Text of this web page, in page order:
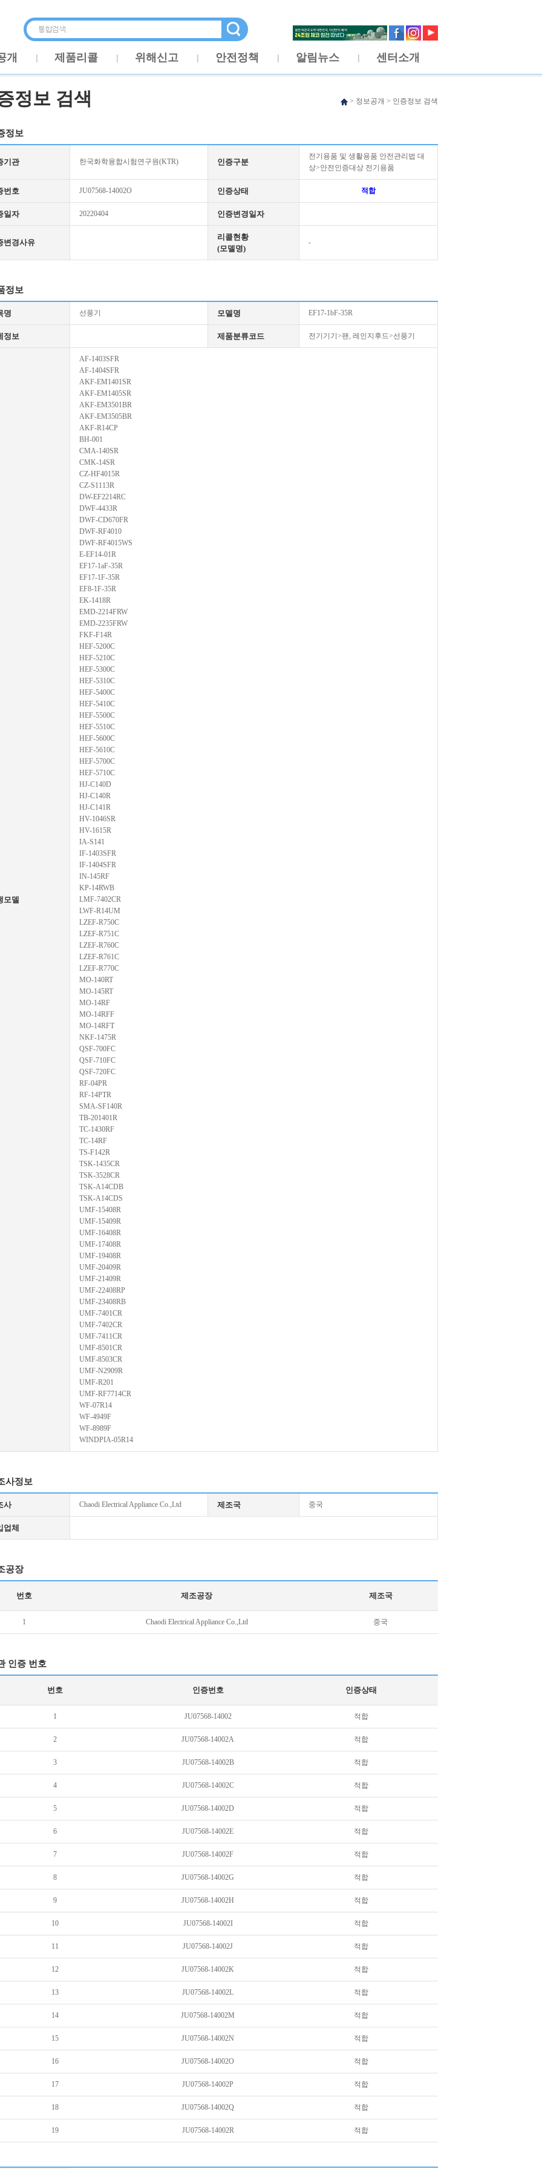
개 제품리콜 위해신고 안전정책 알림뉴스 센터소개
정보 검색 > 정보공개 > 인증정보 검색
정보
기관 한국화학융합시험연구원(KTR) 인증구분
전기용품 및 생활용품 안전관리법 대
상>안전인증대상 전기용품
번호 JU07568-14002O 인증상태 적합
일자 20220404 인증변경일자
변경사유
리콜현황
(모델명)
-
정보
명 선풍기 모델명 EF17-1bF-35R
정보 제품분류코드 전기기기>팬, 레인지후드>선풍기
모델
AF-1403SFR
AF-1404SFR
AKF-EM1401SR
AKF-EM1405SR
AKF-EM3501BR
AKF-EM3505BR
AKF-R14CP
BH-001
CMA-140SR
CMK-14SR
CZ-HF4015R
CZ-S1113R
DW-EF2214RC
DWF-4433R
DWF-CD670FR
DWF-RF4010
DWF-RF4015WS
E-EF14-01R
EF17-1aF-35R
EF17-1F-35R
EF8-1F-35R
EK-1418R
EMD-2214FRW
EMD-2235FRW
FKF-F14R
HEF-5200C
HEF-5210C
HEF-5300C
HEF-5310C
HEF-5400C
HEF-5410C
HEF-5500C
HEF-5510C
HEF-5600C
HEF-5610C
HEF-5700C
HEF-5710C
HJ-C140D
HJ-C140R
HJ-C141R
HV-1046SR
HV-1615R
IA-S141
IF-1403SFR
IF-1404SFR
IN-145RF
KP-14RWB
LMF-7402CR
LWF-R14UM
LZEF-R750C
LZEF-R751C
LZEF-R760C
LZEF-R761C
LZEF-R770C
MO-140RT
MO-145RT
MO-14RF
MO-14RFF
MO-14RFT
NKF-1475R
QSF-700FC
QSF-710FC
QSF-720FC
RF-04PR
RF-14PTR
SMA-SF140R
TB-201401R
TC-1430RF
TC-14RF
TS-F142R
TSK-1435CR
TSK-3528CR
TSK-A14CDB
TSK-A14CDS
UMF-15408R
UMF-15409R
UMF-16408R
UMF-17408R
UMF-19408R
UMF-20409R
UMF-21409R
UMF-22408RP
UMF-23408RB
UMF-7401CR
UMF-7402CR
UMF-7411CR
UMF-8501CR
UMF-8503CR
UMF-N2909R
UMF-R201
UMF-RF7714CR
WF-07R14
WF-4949F
WF-8989F
WINDPIA-05R14
사정보
사 Chaodi Electrical Appliance Co.,Ltd 제조국 중국
업체
공장
번호 제조공장 제조국
1 Chaodi Electrical Appliance Co.,Ltd 중국
인증 번호
번호 인증번호 인증상태
1 JU07568-14002 적합
2 JU07568-14002A 적합
3 JU07568-14002B 적합
4 JU07568-14002C 적합
5 JU07568-14002D 적합
6 JU07568-14002E 적합
7 JU07568-14002F 적합
8 JU07568-14002G 적합
9 JU07568-14002H 적합
10 JU07568-14002I 적합
11 JU07568-14002J 적합
12 JU07568-14002K 적합
13 JU07568-14002L 적합
14 JU07568-14002M 적합
15 JU07568-14002N 적합
16 JU07568-14002O 적합
17 JU07568-14002P 적합
18 JU07568-14002Q 적합
19 JU07568-14002R 적합